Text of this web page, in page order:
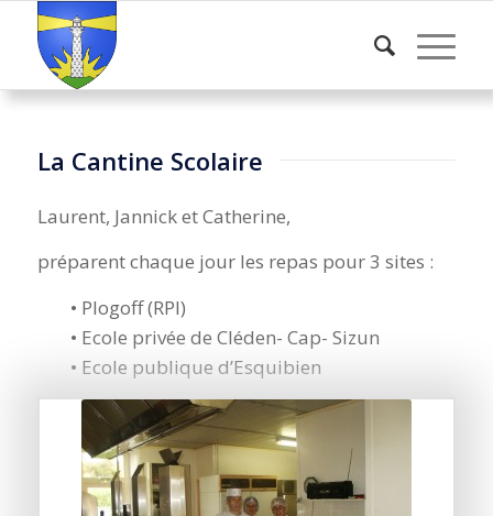
La Cantine Scolaire
Laurent, Jannick et Catherine,
préparent chaque jour les repas pour 3 sites :
• Plogoff (RPI)
• Ecole privée de Cléden- Cap- Sizun
• Ecole publique d’Esquibien